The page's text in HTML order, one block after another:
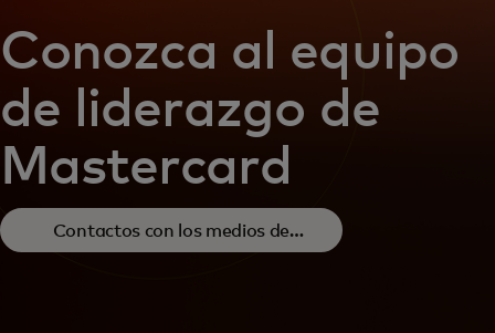
Conozca al equipo
de liderazgo de
Mastercard
Contactos con los medios de